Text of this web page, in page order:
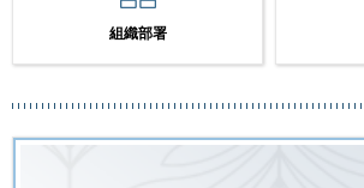
組織部署